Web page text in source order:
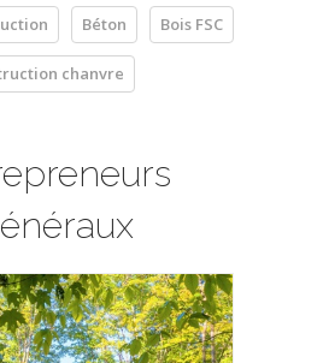
Béton Bois FSC
chanvre